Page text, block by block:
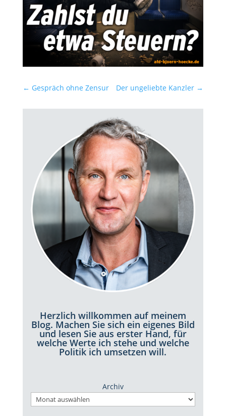
← Gespräch ohne Zensur Der ungeliebte Kanzler →
Herzlich willkommen auf meinem
Blog. Machen Sie sich ein eigenes Bild
und lesen Sie aus erster Hand, für
welche Werte ich stehe und welche
Politik ich umsetzen will.
Archiv